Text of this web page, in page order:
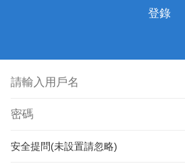
登錄
安全提問(未設置請忽略)